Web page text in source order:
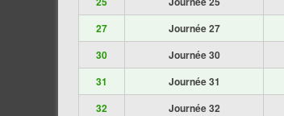
27
Journée 27
30
Journée 30
31
Journée 31
32
Journée 32